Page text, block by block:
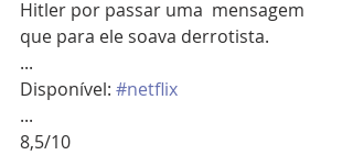
Hitler por passar uma  mensagem
que para ele soava derrotista.
...
Disponível: #netflix
...
8,5/10